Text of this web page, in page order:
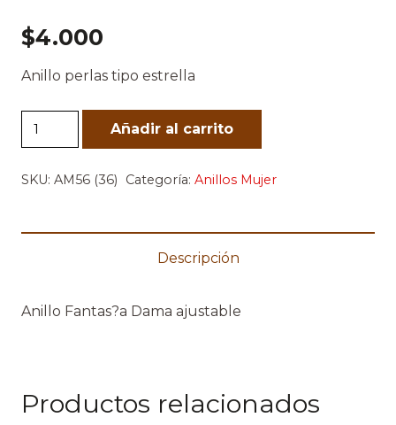
$4.000
Anillo perlas tipo estrella
Anillo
Star
Plateado
Añadir al carrito
SKU: AM56 (36) Categoría: Anillos Mujer
Descripción
Anillo Fantas?a Dama ajustable
Productos relacionados